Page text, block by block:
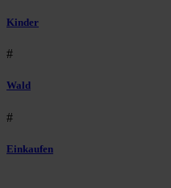
Kinder
#
Wald
#
Einkaufen